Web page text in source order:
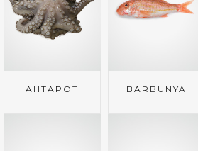
AHTAPOT BARBUNYA